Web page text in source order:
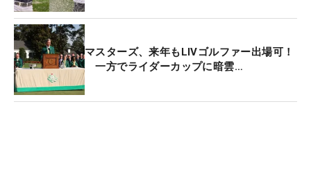
ファーはみな、戦えると思わなければここに来な
い。フィルはずっと良いプレーをしているし、パト
リック・リードもそう。もう我々が戦えない、終わ
った選手だというのは、メディアが作り上げたもの
だ」と語った。
マスターズ、来年もLIVゴルファー出場可！
一方でライダーカップに暗雲…